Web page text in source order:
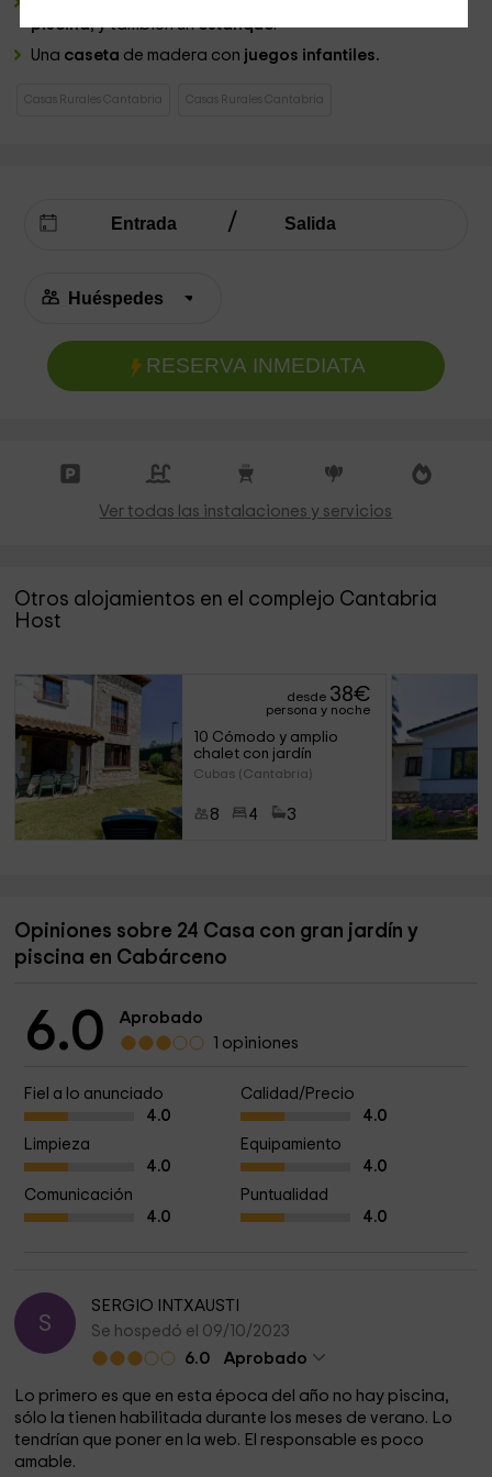
piscina, y también unestanque.
Una caseta de madera con juegos infantiles.
Casas Rurales Cantabria Casas Rurales Cantabria
RESERVA INMEDIATA
Ver todas las instalaciones y servicios
Otros alojamientos en el complejo Cantabria
Host
desde 38€
persona y noche
10 Cómodo y amplio
chalet con jardín
Cubas (Cantabria)
8 4 3
Opiniones sobre 24 Casa con gran jardín y
piscina en Cabárceno
6.0
Aprobado
1 opiniones
Fiel a lo anunciado
4.0
Calidad/Precio
4.0
Limpieza
4.0
Equipamiento
4.0
Comunicación
4.0
Puntualidad
4.0
S
SERGIO INTXAUSTI
Se hospedó el 09/10/2023
6.0
Aprobado
Lo primero es que en esta época del año no hay piscina,
sólo la tienen habilitada durante los meses de verano. Lo
tendrían que poner en la web. El responsable es poco
amable.